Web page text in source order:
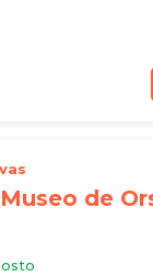
de